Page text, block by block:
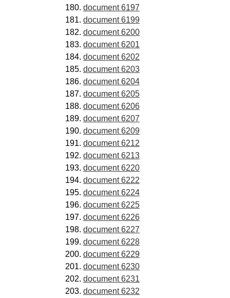
document 6197
document 6199
document 6200
document 6201
document 6202
document 6203
document 6204
document 6205
document 6206
document 6207
document 6209
document 6212
document 6213
document 6220
document 6222
document 6224
document 6225
document 6226
document 6227
document 6228
document 6229
document 6230
document 6231
document 6232